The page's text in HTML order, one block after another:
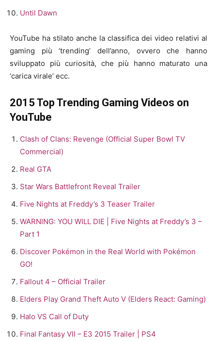
Until Dawn
YouTube ha stilato anche la classifica dei video relativi al
gaming più ‘trending’ dell’anno, ovvero che hanno
sviluppato più curiosità, che più hanno maturato una
‘carica virale’ ecc.
2015 Top Trending Gaming Videos on
YouTube
Clash of Clans: Revenge (Official Super Bowl TV
Commercial)
Real GTA
Star Wars Battlefront Reveal Trailer
Five Nights at Freddy’s 3 Teaser Trailer
WARNING: YOU WILL DIE | Five Nights at Freddy’s 3 –
Part 1
Discover Pokémon in the Real World with Pokémon
GO!
Fallout 4 – Official Trailer
Elders Play Grand Theft Auto V (Elders React: Gaming)
Halo VS Call of Duty
Final Fantasy VII – E3 2015 Trailer | PS4